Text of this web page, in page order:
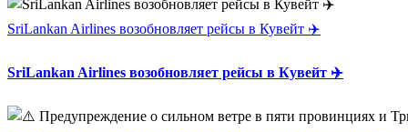
SriLankan Airlines возобновляет рейсы в Кувейт ✈️
SriLankan Airlines возобновляет рейсы в Кувейт ✈️